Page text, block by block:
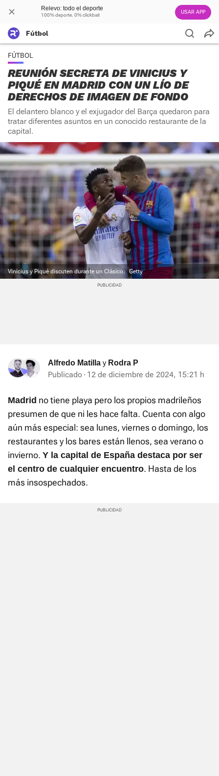
Relevo: todo el deporte
100% deporte. 0% clickbait USAR APP
Fútbol
FÚTBOL
REUNIÓN SECRETA DE VINICIUS Y
PIQUÉ EN MADRID CON UN LÍO DE
DERECHOS DE IMAGEN DE FONDO
El delantero blanco y el exjugador del Barça quedaron para
tratar diferentes asuntos en un conocido restaurante de la
capital.
Vinicius y Piqué discuten durante un Clásico. Getty
Alfredo Matilla y Rodra P
Publicado 12 de diciembre de 2024, 15:21 h
Madrid no tiene playa pero los propios madrileños
presumen de que ni les hace falta. Cuenta con algo
aún más especial: sea lunes, viernes o domingo, los
restaurantes y los bares están llenos, sea verano o
invierno. Y la capital de España destaca por ser
el centro de cualquier encuentro. Hasta de los
más insospechados.